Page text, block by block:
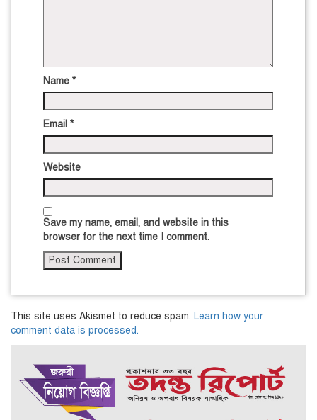
Name *
Email *
Website
Save my name, email, and website in this
browser for the next time I comment.
This site uses Akismet to reduce spam. Learn how your
comment data is processed.